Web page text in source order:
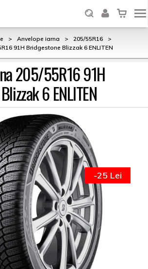
> Anvelope iarna > 205/55R16
>
91H Bridgestone Blizzak 6 ENLITEN
205/55R16 91H
6 ENLITEN
-25 Lei